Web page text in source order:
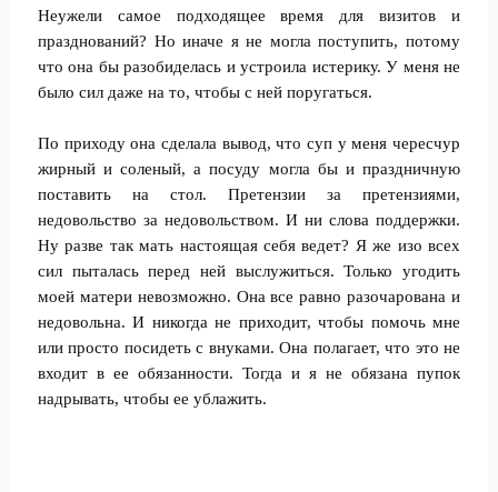
Неужели самое подходящее время для визитов и
празднований? Но иначе я не могла поступить, потому
что она бы разобиделась и устроила истерику. У меня не
было сил даже на то, чтобы с ней поругаться.
По приходу она сделала вывод, что суп у меня чересчур
жирный и соленый, а посуду могла бы и праздничную
поставить на стол. Претензии за претензиями,
недовольство за недовольством. И ни слова поддержки.
Ну разве так мать настоящая себя ведет? Я же изо всех
сил пыталась перед ней выслужиться. Только угодить
моей матери невозможно. Она все равно разочарована и
недовольна. И никогда не приходит, чтобы помочь мне
или просто посидеть с внуками. Она полагает, что это не
входит в ее обязанности. Тогда и я не обязана пупок
надрывать, чтобы ее ублажить.